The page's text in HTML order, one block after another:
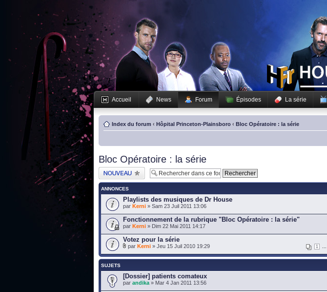
Accueil News Forum Épisodes La série
Index du forum ‹ Hôpital Princeton-Plainsboro ‹ Bloc Opératoire : la série
Bloc Opératoire : la série
Publier un nouveau
sujet
ANNONCES
Playlists des musiques de Dr House
par Kerni » Sam 23 Juil 2011 13:06
Fonctionnement de la rubrique "Bloc Opératoire : la série"
par Kerni » Dim 22 Mai 2011 14:17
Votez pour la série
1
par Kerni » Jeu 15 Juil 2010 19:29
SUJETS
[Dossier] patients comateux
par andika » Mar 4 Jan 2011 13:56